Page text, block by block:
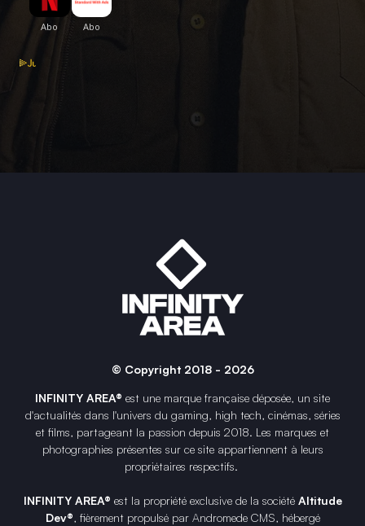
© Copyright 2018 - 2026
INFINITY AREA® est une marque française déposée, un site
d'actualités dans l'univers du gaming, high tech, cinémas, séries
et films, partageant la passion depuis 2018. Les marques et
photographies présentes sur ce site appartiennent à leurs
propriétaires respectifs.
INFINITY AREA® est la propriété exclusive de la société Altitude
Dev®, fièrement propulsé par Andromede CMS, hébergé